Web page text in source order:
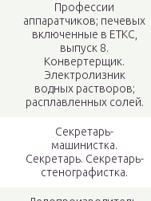
Профессии
аппаратчиков; печевых
включенные в ЕТКС,
выпуск 8.
Конвертерщик.
Электролизник
водных растворов;
расплавленных солей.
Секретарь-
машинистка.
Секретарь. Секретарь-
стенографистка.